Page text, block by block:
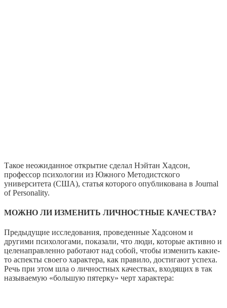
Такое неожиданное открытие сделал Нэйтан Хадсон,
профессор психологии из Южного Методистского
университета (США), статья которого опубликована в Journal
of Personality.
МОЖНО ЛИ ИЗМЕНИТЬ ЛИЧНОСТНЫЕ КАЧЕСТВА?
Предыдущие исследования, проведенные Хадсоном и
другими психологами, показали, что люди, которые активно и
целенаправленно работают над собой, чтобы изменить какие-
то аспекты своего характера, как правило, достигают успеха.
Речь при этом шла о личностных качествах, входящих в так
называемую «большую пятерку» черт характера: